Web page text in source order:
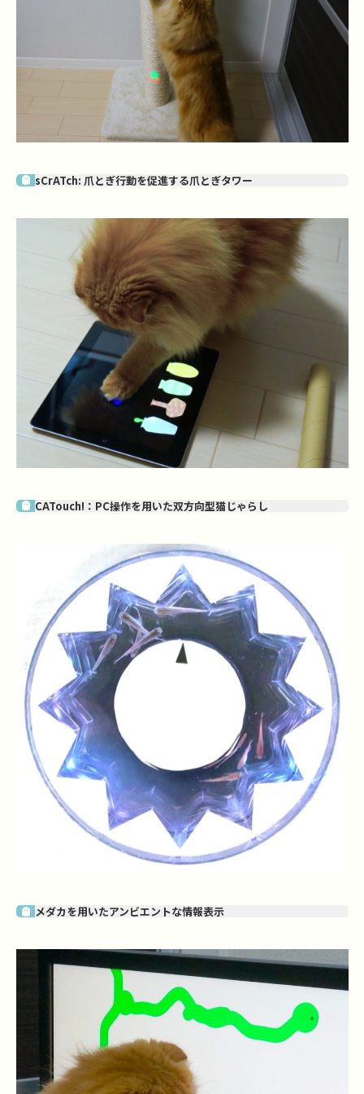
sCrATch: 爪とぎ行動を促進する爪とぎタワー
CATouch!：PC操作を用いた双方向型猫じゃらし
メダカを用いたアンビエントな情報表示